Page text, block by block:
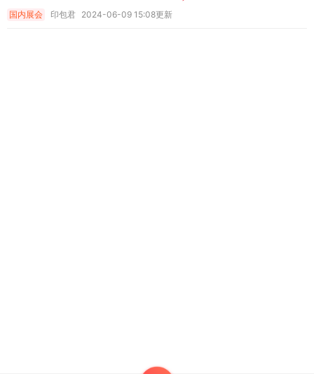
国内展会 印包君 2024-06-09 15:08更新